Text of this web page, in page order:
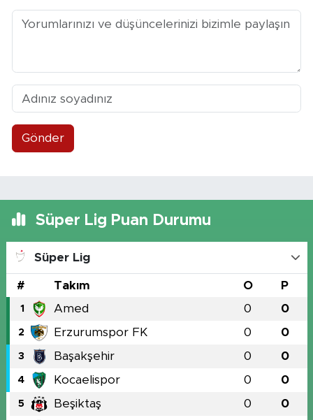
Gönder
Süper Lig Puan Durumu
Süper Lig
# Takım O P
1 Amed 0 0
2 Erzurumspor FK 0 0
3 Başakşehir 0 0
4 Kocaelispor 0 0
5 Beşiktaş 0 0